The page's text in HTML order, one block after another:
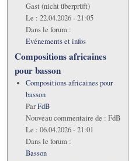
Gast (nicht überprüft)
Le : 22.04.2026 - 21:05
Dans le forum :
Evénements et infos
Compositions africaines
pour basson
Compositions africaines pour
basson
ParFdB
Nouveau commentaire de : FdB
Le : 06.04.2026 - 21:01
Dans le forum :
Basson